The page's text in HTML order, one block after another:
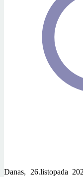
Danas, 26.listopada